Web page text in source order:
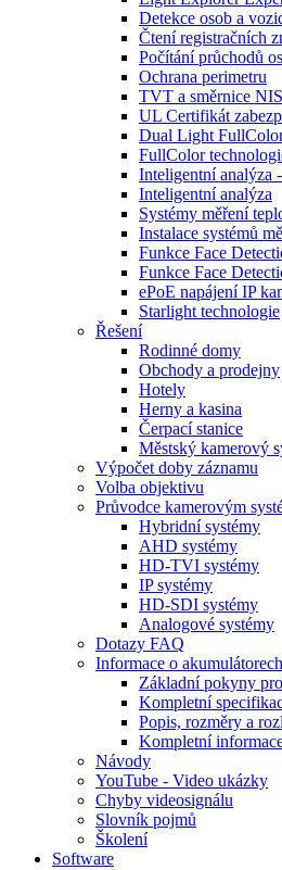
Detekce osob a
Čtení registračních
Počítání průchodů
Ochrana perimetru
TVT a směrnice
UL Certifikát
Dual Light
FullColor
Inteligentní analýza
Inteligentní analýza
Systémy měření
Instalace systémů
Funkce Face
Funkce Face
ePoE napájení IP
Starlight technologie
Řešení
Rodinné domy
Obchody a prodejny
Hotely
Herny a kasina
Čerpací stanice
Městský kamerový
Výpočet doby záznamu
Volba objektivu
Průvodce kamerovým
Hybridní systémy
AHD systémy
HD-TVI systémy
IP systémy
HD-SDI systémy
Analogové systémy
Dotazy FAQ
Informace o akumulátorech
Základní pokyny
Kompletní
Popis, rozměry a
Kompletní
Návody
YouTube - Video ukázky
Chyby videosignálu
Slovník pojmů
Školení
Software